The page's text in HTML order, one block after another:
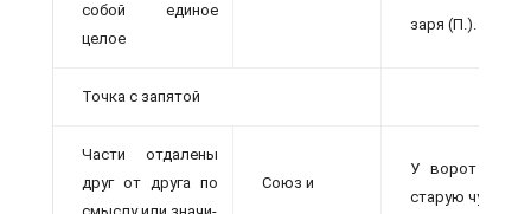
собой единое
целое
заря (П.).
Точка с запятой
Части отдалены
друг от друга по
Союз и
У ворот
старую